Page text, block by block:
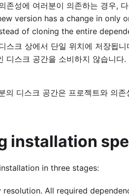
존성에 여러분이 의존하는 경우,
version has a change in only
of cloning the entire
스크 상에서 단일 위치에 저장됩
디스크 공간을 소비하지 않습니
의 디스크 공간은 프로젝트와 의
installation
in three stages:
resolution. All required